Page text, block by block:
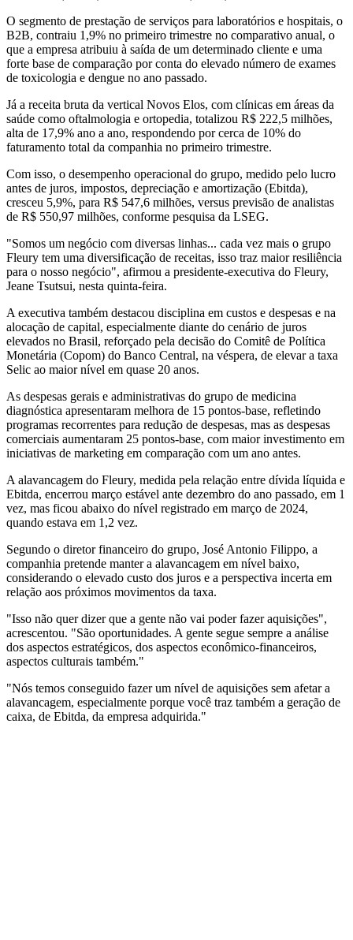
O segmento de prestação de serviços para laboratórios e hospitais, o
B2B, contraiu 1,9% no primeiro trimestre no comparativo anual, o
que a empresa atribuiu à saída de um determinado cliente e uma
forte base de comparação por conta do elevado número de exames
de toxicologia e dengue no ano passado.
Já a receita bruta da vertical Novos Elos, com clínicas em áreas da
saúde como oftalmologia e ortopedia, totalizou R$ 222,5 milhões,
alta de 17,9% ano a ano, respondendo por cerca de 10% do
faturamento total da companhia no primeiro trimestre.
Com isso, o desempenho operacional do grupo, medido pelo lucro
antes de juros, impostos, depreciação e amortização (Ebitda),
cresceu 5,9%, para R$ 547,6 milhões, versus previsão de analistas
de R$ 550,97 milhões, conforme pesquisa da LSEG.
"Somos um negócio com diversas linhas... cada vez mais o grupo
Fleury tem uma diversificação de receitas, isso traz maior resiliência
para o nosso negócio", afirmou a presidente-executiva do Fleury,
Jeane Tsutsui, nesta quinta-feira.
A executiva também destacou disciplina em custos e despesas e na
alocação de capital, especialmente diante do cenário de juros
elevados no Brasil, reforçado pela decisão do Comitê de Política
Monetária (Copom) do Banco Central, na véspera, de elevar a taxa
Selic ao maior nível em quase 20 anos.
As despesas gerais e administrativas do grupo de medicina
diagnóstica apresentaram melhora de 15 pontos-base, refletindo
programas recorrentes para redução de despesas, mas as despesas
comerciais aumentaram 25 pontos-base, com maior investimento em
iniciativas de marketing em comparação com um ano antes.
A alavancagem do Fleury, medida pela relação entre dívida líquida e
Ebitda, encerrou março estável ante dezembro do ano passado, em 1
vez, mas ficou abaixo do nível registrado em março de 2024,
quando estava em 1,2 vez.
Segundo o diretor financeiro do grupo, José Antonio Filippo, a
companhia pretende manter a alavancagem em nível baixo,
considerando o elevado custo dos juros e a perspectiva incerta em
relação aos próximos movimentos da taxa.
"Isso não quer dizer que a gente não vai poder fazer aquisições",
acrescentou. "São oportunidades. A gente segue sempre a análise
dos aspectos estratégicos, dos aspectos econômico-financeiros,
aspectos culturais também."
"Nós temos conseguido fazer um nível de aquisições sem afetar a
alavancagem, especialmente porque você traz também a geração de
caixa, de Ebitda, da empresa adquirida."